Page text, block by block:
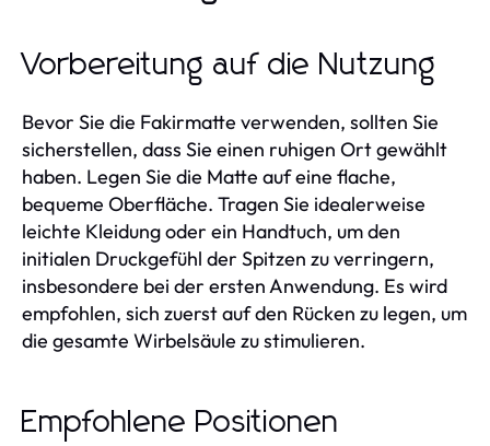
Vorbereitung auf die Nutzung
Bevor Sie die Fakirmatte verwenden, sollten Sie
sicherstellen, dass Sie einen ruhigen Ort gewählt
haben. Legen Sie die Matte auf eine flache,
bequeme Oberfläche. Tragen Sie idealerweise
leichte Kleidung oder ein Handtuch, um den
initialen Druckgefühl der Spitzen zu verringern,
insbesondere bei der ersten Anwendung. Es wird
empfohlen, sich zuerst auf den Rücken zu legen, um
die gesamte Wirbelsäule zu stimulieren.
Empfohlene Positionen